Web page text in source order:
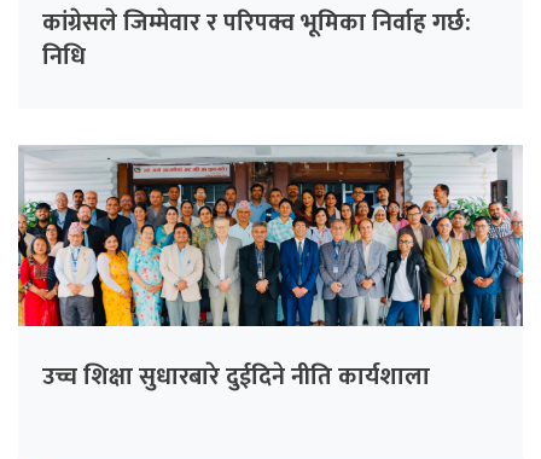
कांग्रेसले जिम्मेवार र परिपक्व भूमिका निर्वाह गर्छ:
निधि
उच्च शिक्षा सुधारबारे दुईदिने नीति कार्यशाला